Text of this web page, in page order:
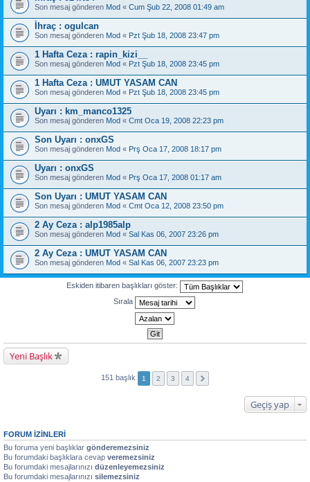
Son mesaj gönderen Mod « Cum Şub 22, 2008 01:49 am
İhraç : ogulcan
Son mesaj gönderen Mod « Pzt Şub 18, 2008 23:47 pm
1 Hafta Ceza : rapin_kizi__
Son mesaj gönderen Mod « Pzt Şub 18, 2008 23:45 pm
1 Hafta Ceza : UMUT YASAM CAN
Son mesaj gönderen Mod « Pzt Şub 18, 2008 23:45 pm
Uyarı : km_manco1325
Son mesaj gönderen Mod « Cmt Oca 19, 2008 22:23 pm
Son Uyarı : onxGS
Son mesaj gönderen Mod « Prş Oca 17, 2008 18:17 pm
Uyarı : onxGS
Son mesaj gönderen Mod « Prş Oca 17, 2008 01:17 am
Son Uyarı : UMUT YASAM CAN
Son mesaj gönderen Mod « Cmt Oca 12, 2008 23:50 pm
2 Ay Ceza : alp1985alp
Son mesaj gönderen Mod « Sal Kas 06, 2007 23:26 pm
2 Ay Ceza : UMUT YASAM CAN
Son mesaj gönderen Mod « Sal Kas 06, 2007 23:23 pm
Eskiden itibaren başlıkları göster:
Sırala
Yeni Başlık
151 başlık 1 2 3 4
Geçiş yap
FORUM IZINLERI
Bu foruma yeni başlıklar gönderemezsiniz
Bu forumdaki başlıklara cevap veremezsiniz
Bu forumdaki mesajlarınızı düzenleyemezsiniz
Bu forumdaki mesajlarınızı silemezsiniz